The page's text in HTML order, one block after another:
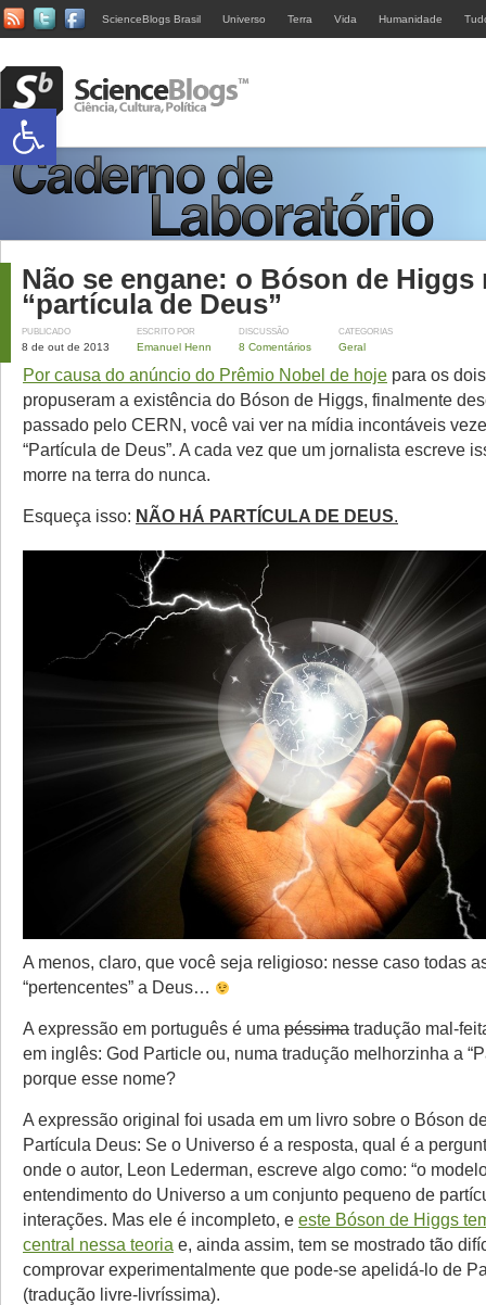
ScienceBlogs Brasil Universo Terra Vida Humanidade
Não se engane: o Bóson de Higgs
“partícula de Deus”
PUBLICADO
8 de out de 2013
ESCRITO POR
Emanuel Henn
DISCUSSÃO
8 Comentários
CATEGORIAS
Geral
Por causa do anúncio do Prêmio Nobel de hoje para os
propuseram a existência do Bóson de Higgs, finalmente
passado pelo CERN, você vai ver na mídia incontáveis
“Partícula de Deus”. A cada vez que um jornalista escreve
morre na terra do nunca.
Esqueça isso: NÃO HÁ PARTÍCULA DE DEUS.
A menos, claro, que você seja religioso: nesse caso todas
“pertencentes” a Deus…
A expressão em português é uma péssima tradução mal-
em inglês: God Particle ou, numa tradução melhorzinha a
porque esse nome?
A expressão original foi usada em um livro sobre o Bóson
Partícula Deus: Se o Universo é a resposta, qual é a
onde o autor, Leon Lederman, escreve algo como: “o
entendimento do Universo a um conjunto pequeno de
interações. Mas ele é incompleto, e este Bóson de Higgs
central nessa teoria e, ainda assim, tem se mostrado tão
comprovar experimentalmente que pode-se apelidá-lo de
(tradução livre-livríssima).
Abrir a barra de ferramentas